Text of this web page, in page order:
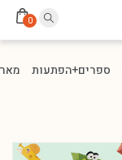
0
ספרים+הפתעות